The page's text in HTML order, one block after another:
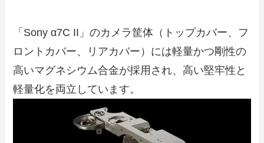
「Sony α7C II」のカメラ筐体（トップカバー、フ
ロントカバー、リアカバー）には軽量かつ剛性の
高いマグネシウム合金が採用され、高い堅牢性と
軽量化を両立しています。